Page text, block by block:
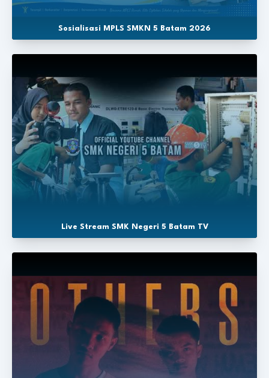
Sosialisasi MPLS SMKN 5 Batam 2026
Live Stream SMK Negeri 5 Batam TV